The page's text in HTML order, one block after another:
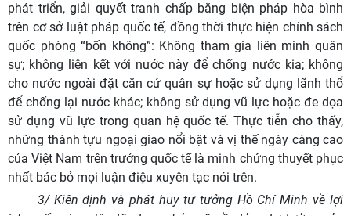
phát triển, giải quyết tranh chấp bằng biện pháp hòa bình
trên cơ sở luật pháp quốc tế, đồng thời thực hiện chính sách
quốc phòng “bốn không”: Không tham gia liên minh quân
sự; không liên kết với nước này để chống nước kia; không
cho nước ngoài đặt căn cứ quân sự hoặc sử dụng lãnh thổ
để chống lại nước khác; không sử dụng vũ lực hoặc đe dọa
sử dụng vũ lực trong quan hệ quốc tế. Thực tiễn cho thấy,
những thành tựu ngoại giao nổi bật và vị thế ngày càng cao
của Việt Nam trên trưởng quốc tế là minh chứng thuyết phục
nhất bác bỏ mọi luận điệu xuyên tạc nói trên.
3/ Kiên định và phát huy tư tưởng Hồ Chí Minh về lợi